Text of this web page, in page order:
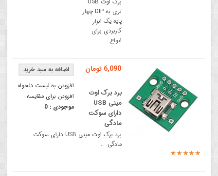
نری به DIP چهار
پایه یک ابزار
کاربردی برای
انواع ..
افزودن به لیست دلخواه
افزودن برای مقایسه
موجودی : 0
6,090 تومان
برد برک اوت
مینی USB
دارای سوکت
مادگی
برد برک اوت مینی USB دارای سوکت
مادگی ..